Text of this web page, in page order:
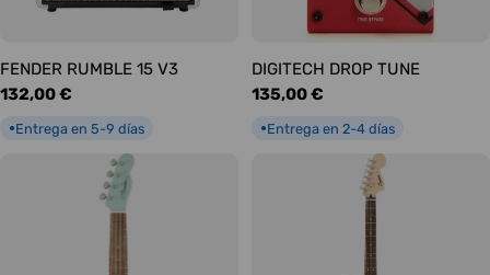
FENDER RUMBLE 15 V3
Precio
132,00 €
●Entrega en 5-9 días
DIGITECH DROP TUNE
Precio
135,00 €
●Entrega en 2-4 días